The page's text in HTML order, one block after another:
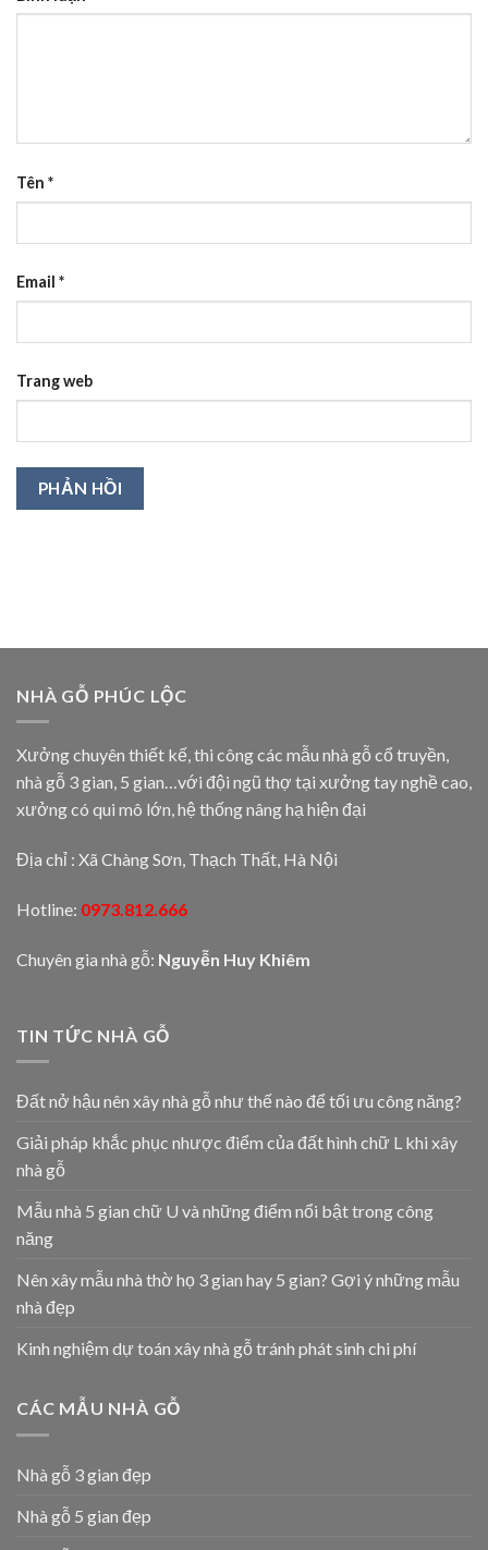
Tên *
Email *
Trang web
NHÀ GỖ PHÚC LỘC
Xưởng chuyên thiết kế, thi công các mẫu nhà gỗ cổ truyền,
nhà gỗ 3 gian, 5 gian…với đội ngũ thợ tại xưởng tay nghề cao,
xưởng có qui mô lớn, hệ thống nâng hạ hiện đại
Địa chỉ : Xã Chàng Sơn, Thạch Thất, Hà Nội
Hotline: 0973.812.666
Chuyên gia nhà gỗ: Nguyễn Huy Khiêm
TIN TỨC NHÀ GỖ
Đất nở hậu nên xây nhà gỗ như thế nào để tối ưu công năng?
Giải pháp khắc phục nhược điểm của đất hình chữ L khi xây
nhà gỗ
Mẫu nhà 5 gian chữ U và những điểm nổi bật trong công
năng
Nên xây mẫu nhà thờ họ 3 gian hay 5 gian? Gợi ý những mẫu
nhà đẹp
Kinh nghiệm dự toán xây nhà gỗ tránh phát sinh chi phí
CÁC MẪU NHÀ GỖ
Nhà gỗ 3 gian đẹp
Nhà gỗ 5 gian đẹp